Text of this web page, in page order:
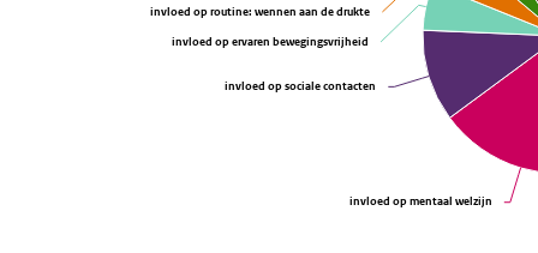
invloed op mentaal welzijn
invloed op mentaal welzijn
invloed op sociale contacten
invloed op sociale contacten
invloed op ervaren bewegingsvrijheid
invloed op ervaren bewegingsvrijheid
invloed op routine: wennen aan de drukte
invloed op routine: wennen aan de drukte